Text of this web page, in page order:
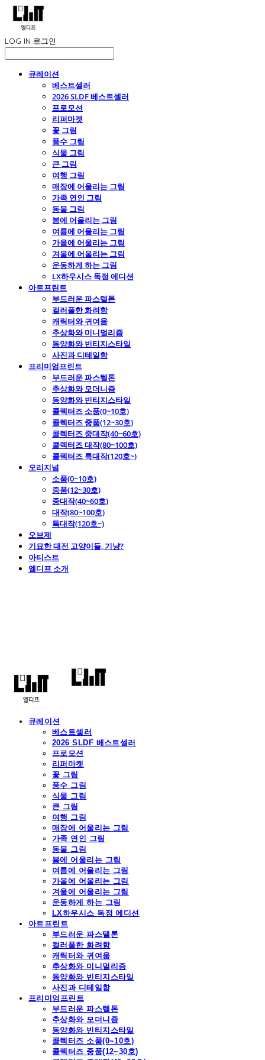
LOG IN 로그인
큐레이션
베스트셀러
2026 SLDF 베스트셀러
프로모션
리퍼마켓
꽃 그림
풍수 그림
식물 그림
큰 그림
여행 그림
매장에 어울리는 그림
가족 연인 그림
동물 그림
봄에 어울리는 그림
여름에 어울리는 그림
가을에 어울리는 그림
겨울에 어울리는 그림
운동하게 하는 그림
LX하우시스 독점 에디션
아트프린트
부드러운 파스텔톤
컬러풀한 화려함
캐릭터와 귀여움
추상화와 미니멀리즘
동양화와 빈티지스타일
사진과 디테일함
프리미엄프린트
부드러운 파스텔톤
추상화와 모더니즘
동양화와 빈티지스타일
콜렉터즈 소품(0~10호)
콜렉터즈 중품(12~30호)
콜렉터즈 중대작(40~60호)
콜렉터즈 대작(80~100호)
콜렉터즈 특대작(120호~)
오리지널
소품(0~10호)
중품(12~30호)
중대작(40~60호)
대작(80~100호)
특대작(120호~)
오브제
기묘한 대전 고양이들, 기냥?
아티스트
엘디프 소개
큐레이션
베스트셀러
2026 SLDF 베스트셀러
프로모션
리퍼마켓
꽃 그림
풍수 그림
식물 그림
큰 그림
여행 그림
매장에 어울리는 그림
가족 연인 그림
동물 그림
봄에 어울리는 그림
여름에 어울리는 그림
가을에 어울리는 그림
겨울에 어울리는 그림
운동하게 하는 그림
LX하우시스 독점 에디션
아트프린트
부드러운 파스텔톤
컬러풀한 화려함
캐릭터와 귀여움
추상화와 미니멀리즘
동양화와 빈티지스타일
사진과 디테일함
프리미엄프린트
부드러운 파스텔톤
추상화와 모더니즘
동양화와 빈티지스타일
콜렉터즈 소품(0~10호)
콜렉터즈 중품(12~30호)